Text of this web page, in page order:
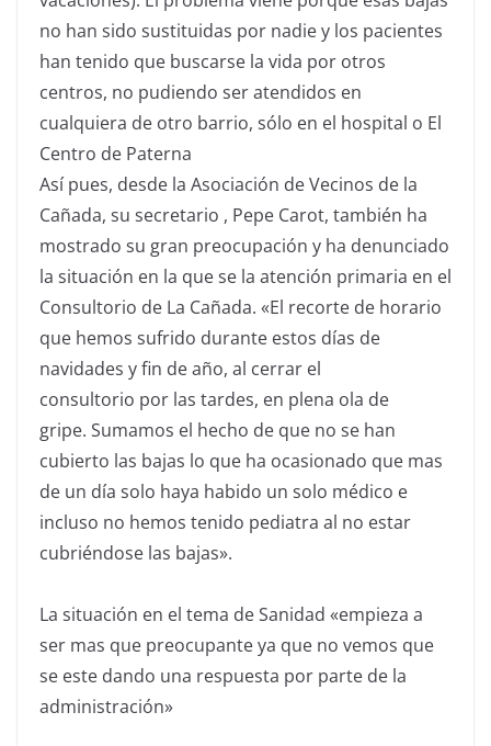
no han sido sustituidas por nadie y los pacientes
han tenido que buscarse la vida por otros
centros, no pudiendo ser atendidos en
cualquiera de otro barrio, sólo en el hospital o El
Centro de Paterna
Así pues, desde la Asociación de Vecinos de la
Cañada, su secretario , Pepe Carot, también ha
mostrado su gran preocupación y ha denunciado
la situación en la que se la atención primaria en el
Consultorio de La Cañada. «El recorte de horario
que hemos sufrido durante estos días de
navidades y fin de año, al cerrar el
consultorio por las tardes, en plena ola de
gripe. Sumamos el hecho de que no se han
cubierto las bajas lo que ha ocasionado que mas
de un día solo haya habido un solo médico e
incluso no hemos tenido pediatra al no estar
cubriéndose las bajas».
La situación en el tema de Sanidad «empieza a
ser mas que preocupante ya que no vemos que
se este dando una respuesta por parte de la
administración»